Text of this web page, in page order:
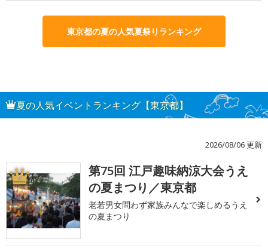
東京都の夏の人気夏祭りランキング
夏の人気イベントランキング【東京都】
2026/08/06 更新
1
第75回 江戸趣味納涼大会うえ
の夏まつり／東京都
老若男女問わず家族みんなで楽しめるうえ
の夏まつり